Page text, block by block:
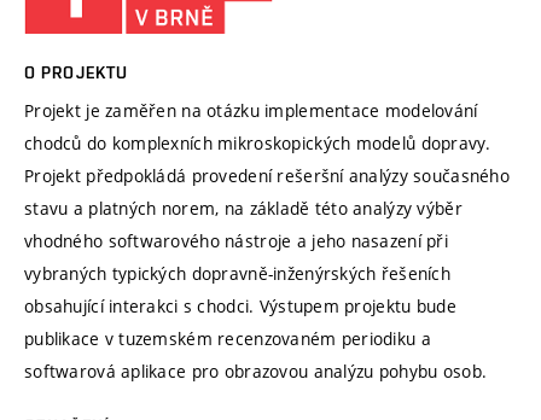
O PROJEKTU
Projekt je zaměřen na otázku implementace modelování
chodců do komplexních mikroskopických modelů dopravy.
Projekt předpokládá provedení rešeršní analýzy současného
stavu a platných norem, na základě této analýzy výběr
vhodného softwarového nástroje a jeho nasazení při
vybraných typických dopravně-inženýrských řešeních
obsahující interakci s chodci. Výstupem projektu bude
publikace v tuzemském recenzovaném periodiku a
softwarová aplikace pro obrazovou analýzu pohybu osob.